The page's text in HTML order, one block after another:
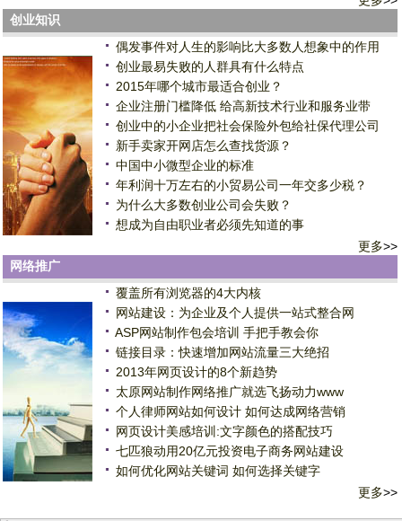
创业知识
偶发事件对人生的影响比大多数人想象中的作用
创业最易失败的人群具有什么特点
2015年哪个城市最适合创业？
企业注册门槛降低 给高新技术行业和服务业带
创业中的小企业把社会保险外包给社保代理公司
新手卖家开网店怎么查找货源？
中国中小微型企业的标准
年利润十万左右的小贸易公司一年交多少税？
为什么大多数创业公司会失败？
想成为自由职业者必须先知道的事
更多>>
网络推广
覆盖所有浏览器的4大内核
网站建设：为企业及个人提供一站式整合网
ASP网站制作包会培训 手把手教会你
链接目录：快速增加网站流量三大绝招
2013年网页设计的8个新趋势
太原网站制作网络推广就选飞扬动力www
个人律师网站如何设计 如何达成网络营销
网页设计美感培训:文字颜色的搭配技巧
七匹狼动用20亿元投资电子商务网站建设
如何优化网站关键词 如何选择关键字
更多>>